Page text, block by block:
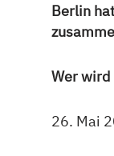
Berlin
Wer
26. Mai